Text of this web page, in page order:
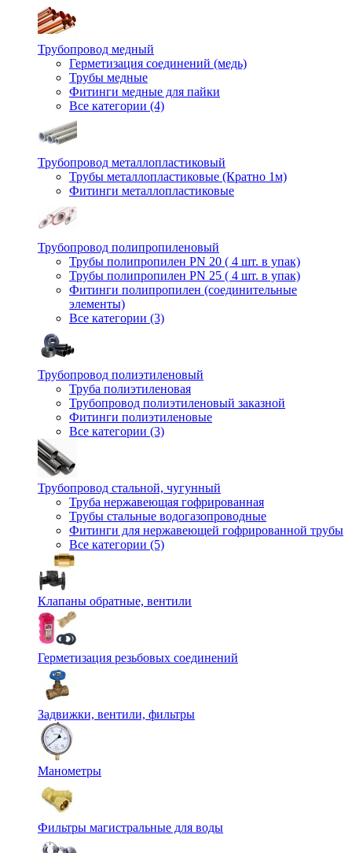
Трубопровод медный
Герметизация соединений (медь)
Трубы медные
Фитинги медные для пайки
Все категории (4)
Трубопровод металлопластиковый
Трубы металлопластиковые (Кратно 1м)
Фитинги металлопластиковые
Трубопровод полипропиленовый
Трубы полипропилен PN 20 ( 4 шт. в упак)
Трубы полипропилен PN 25 ( 4 шт. в упак)
Фитинги полипропилен (cоединительные
элементы)
Все категории (3)
Трубопровод полиэтиленовый
Труба полиэтиленовая
Трубопровод полиэтиленовый заказной
Фитинги полиэтиленовые
Все категории (3)
Трубопровод стальной, чугунный
Труба нержавеющая гофрированная
Трубы стальные водогазопроводные
Фитинги для нержавеющей гофрированной трубы
Все категории (5)
Клапаны обратные, вентили
Герметизация резьбовых соединений
Задвижки, вентили, фильтры
Манометры
Фильтры магистральные для воды